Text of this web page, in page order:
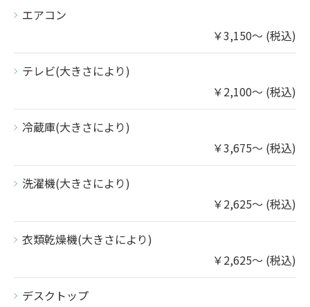
エアコン
￥3,150～ (税込)
テレビ(大きさにより)
￥2,100～ (税込)
冷蔵庫(大きさにより)
￥3,675～ (税込)
洗濯機(大きさにより)
￥2,625～ (税込)
衣類乾燥機(大きさにより)
￥2,625～ (税込)
デスクトップ